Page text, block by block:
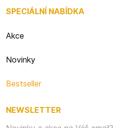
SPECIÁLNÍ NABÍDKA
Akce
Novinky
Bestseller
NEWSLETTER